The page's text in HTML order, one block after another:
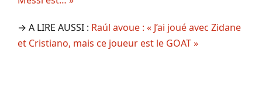
→ A LIRE AUSSI : Raúl avoue : « J’ai joué avec Zidane
et Cristiano, mais ce joueur est le GOAT »